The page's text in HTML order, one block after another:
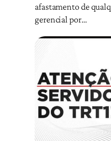
afastamento de
gerencial por…